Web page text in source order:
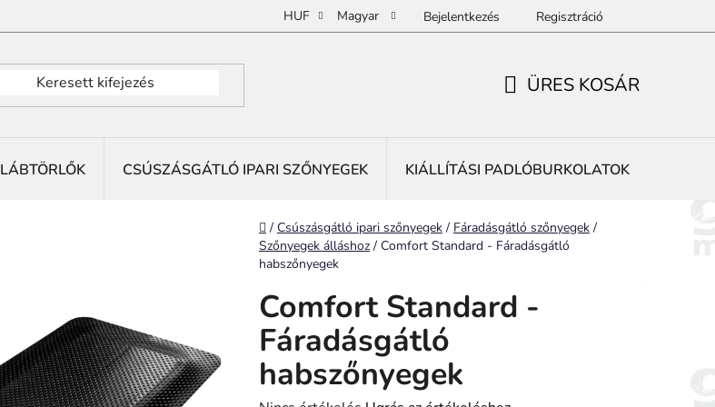
HUF Magyar Bejelentkezés Regisztráció
ÜRES KOSÁR
LÁBTÖRLŐK CSÚSZÁSGÁTLÓ IPARI SZŐNYEGEK KIÁLLÍTÁSI PADLÓBURKOLATOK
Kezdőlap
/ Csúszásgátló ipari szőnyegek / Fáradásgátló szőnyegek /
Szőnyegek álláshoz / Comfort Standard - Fáradásgátló
habszőnyegek
Comfort Standard -
Fáradásgátló
habszőnyegek